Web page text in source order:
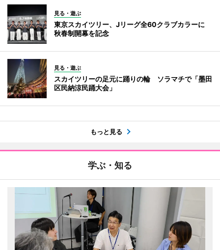
見る・遊ぶ
東京スカイツリー、Jリーグ全60クラブカラーに
秋春制開幕を記念
見る・遊ぶ
スカイツリーの足元に踊りの輪 ソラマチで「墨田
区民納涼民踊大会」
もっと見る
学ぶ・知る